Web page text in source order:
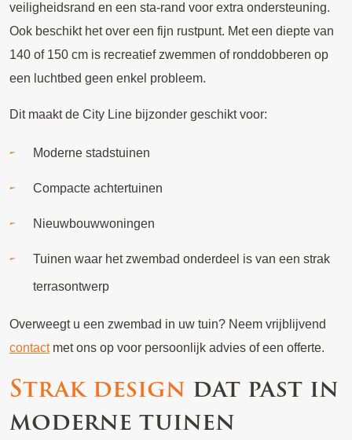
veiligheidsrand en een sta-rand voor extra ondersteuning.
Ook beschikt het over een fijn rustpunt. Met een diepte van
140 of 150 cm is recreatief zwemmen of ronddobberen op
een luchtbed geen enkel probleem.
Dit maakt de City Line bijzonder geschikt voor:
Moderne stadstuinen
Compacte achtertuinen
Nieuwbouwwoningen
Tuinen waar het zwembad onderdeel is van een strak
terrasontwerp
Overweegt u een zwembad in uw tuin? Neem vrijblijvend
contactmet ons op voor persoonlijk advies of een offerte.
Strak design dat past in
moderne tuinen